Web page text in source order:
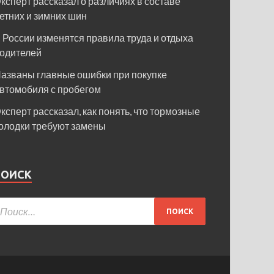
и зимних шин
России изменятся правила труда и отдыха
главные ошибки при покупке
с пробегом
рассказал, как понять, что тормозные
требуют замены